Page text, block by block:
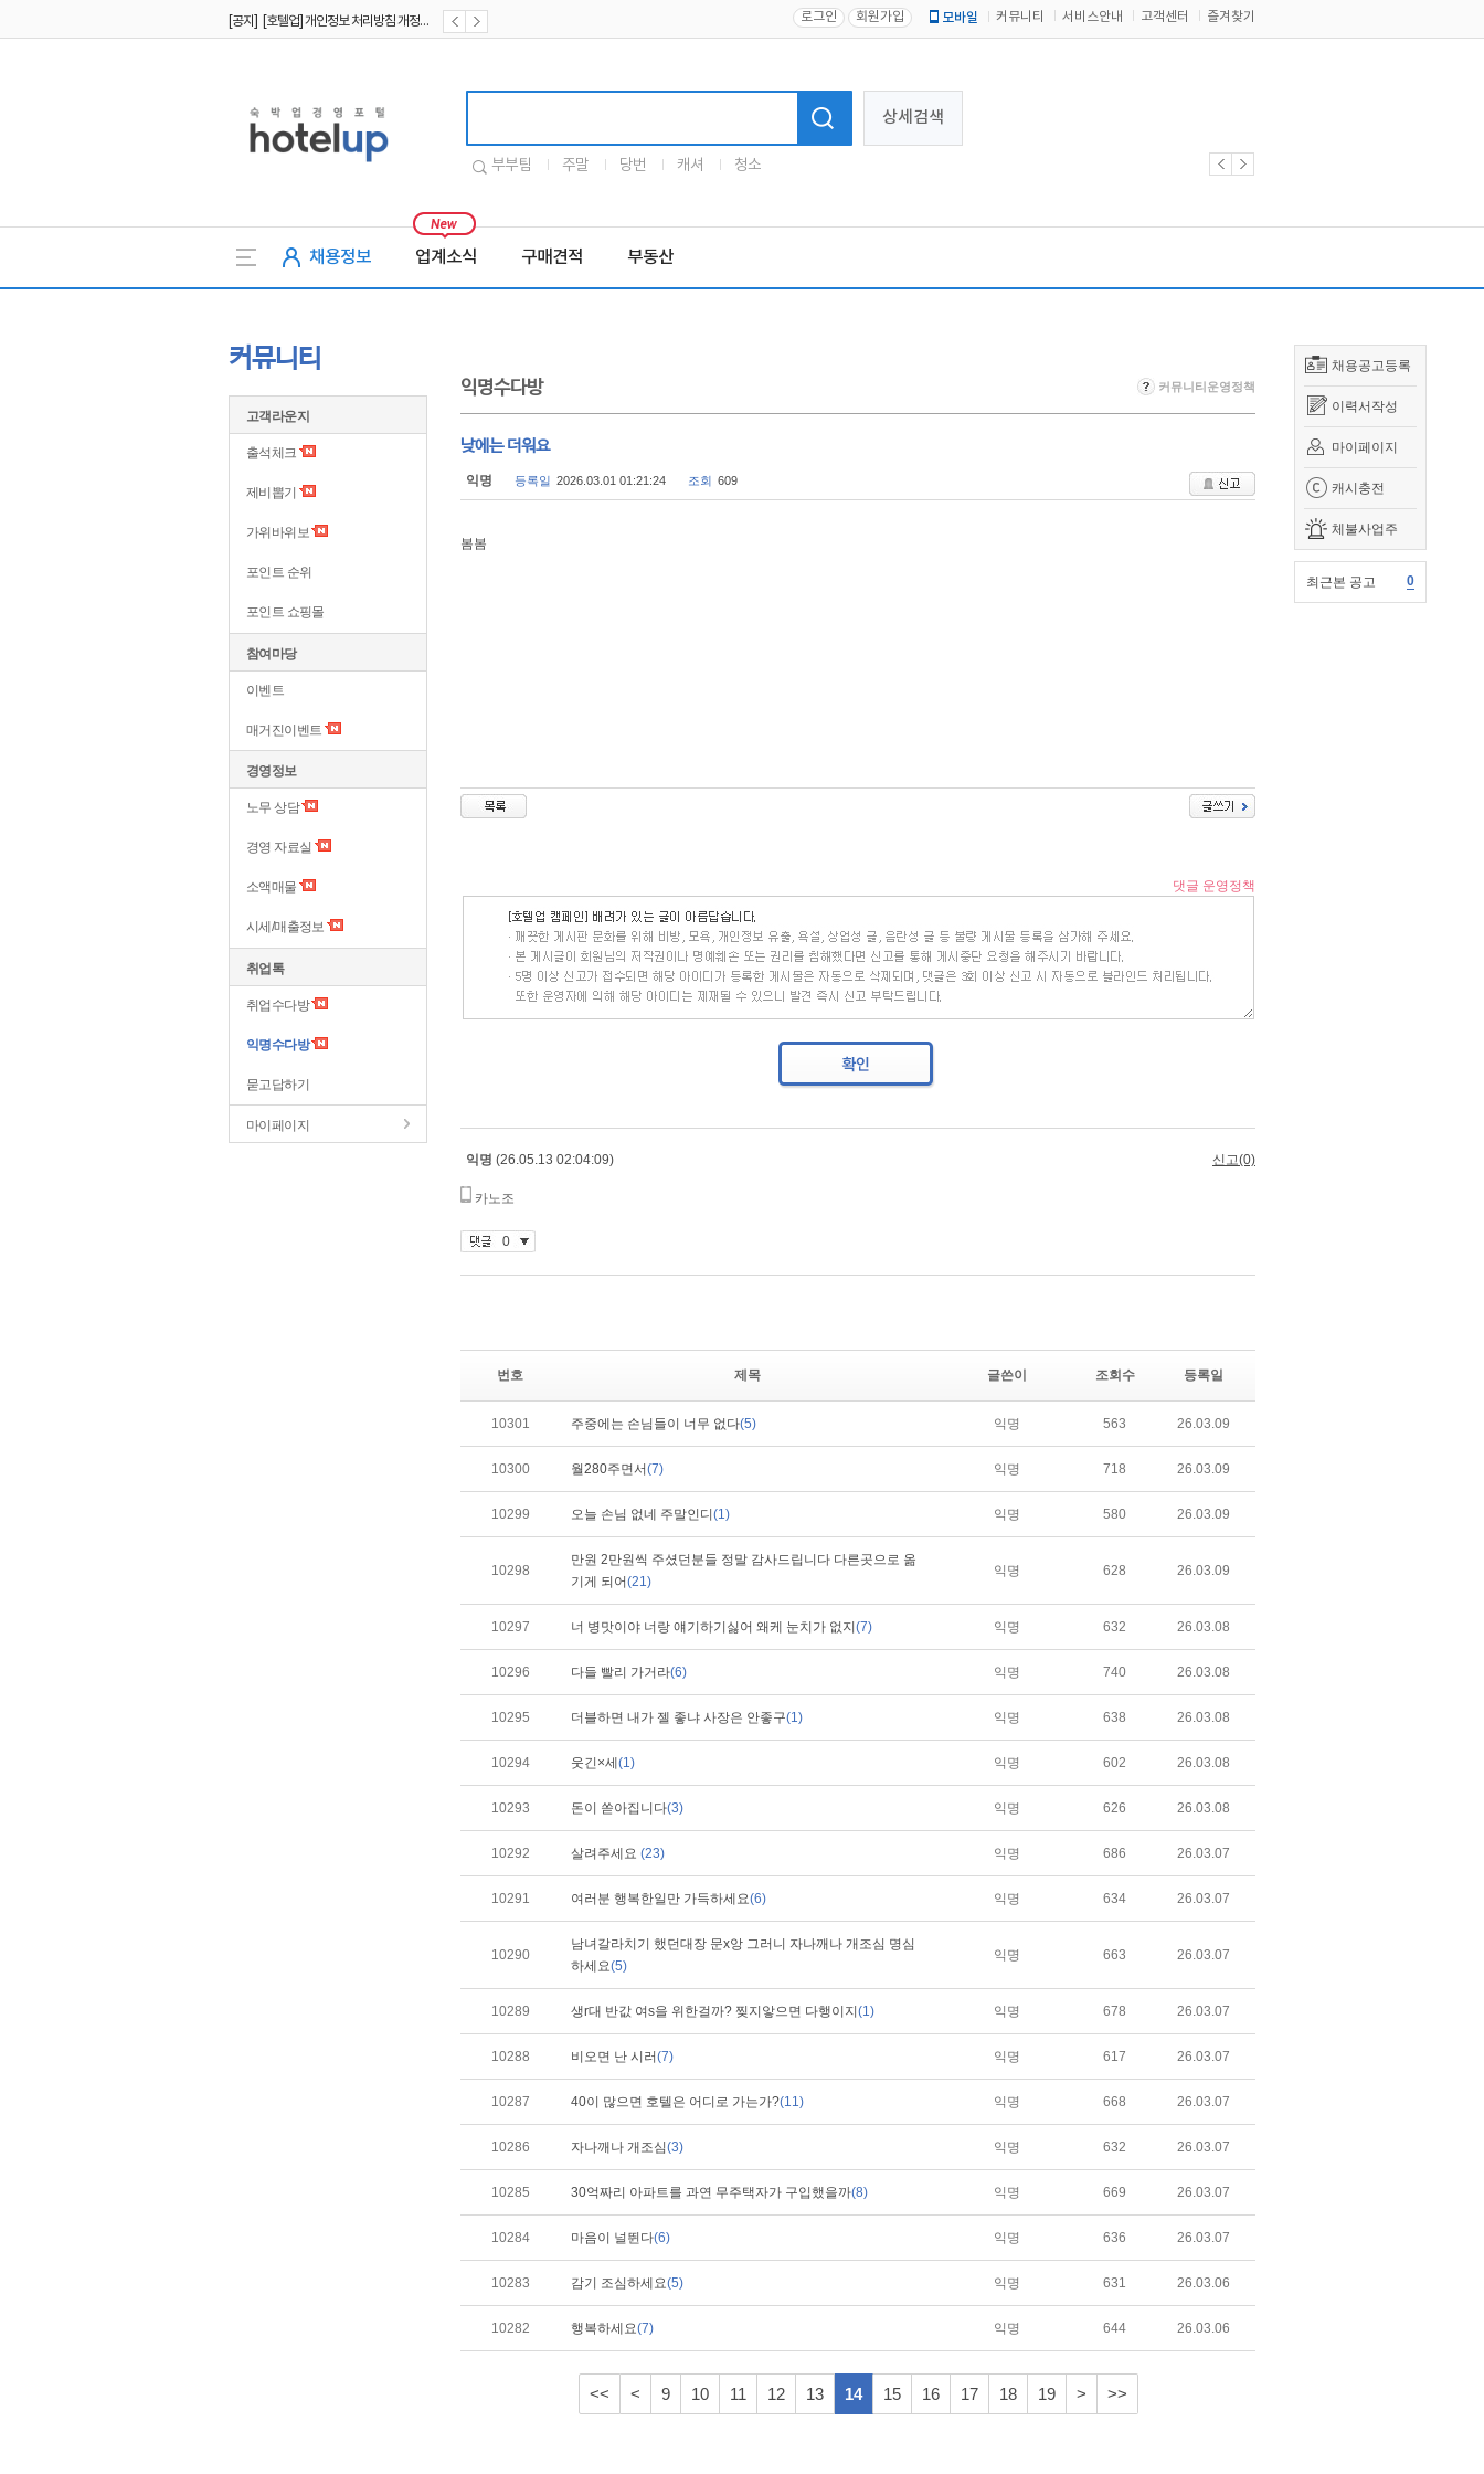
[공지] [호텔업] 개인정보 처리방침 개정본2 (19.09.02) 로그인 회원가입 모바일 커뮤니티 서비스안내 고객센터 즐겨찾기
상세검색
부부팀 주말 당번 캐셔 청소
채용정보 업계소식 구매견적 부동산
채용공고등록
이력서작성
마이페이지
캐시충전
체불사업주
최근본 공고 0
커뮤니티
고객라운지
출석체크
제비뽑기
가위바위보
포인트 순위
포인트 쇼핑몰
참여마당
이벤트
매거진이벤트
경영정보
노무 상담
경영 자료실
소액매물
시세/매출정보
취업톡
취업수다방
익명수다방
묻고답하기
마이페이지
익명수다방 커뮤니티운영정책
낮에는 더워요
익명 등록일 2026.03.01 01:21:24 조회 609
봄봄
번호 제목 글쓴이 조회수 등록일
10301 주중에는 손님들이 너무 없다(5) 익명 563 26.03.09
10300 월280주면서(7) 익명 718 26.03.09
10299 오늘 손님 없네 주말인디 (1) 익명 580 26.03.09
10298
만원 2만원씩 주셨던분들 정말 감사드립니다 다른곳으로 옮
기게 되어(21)
익명 628 26.03.09
10297 너 병맛이야 너랑 얘기하기싫어 왜케 눈치가 없지 (7) 익명 632 26.03.08
10296 다들 빨리 가거라(6) 익명 740 26.03.08
10295 더블하면 내가 젤 좋냐 사장은 안좋구(1) 익명 638 26.03.08
10294 웃긴×세 (1) 익명 602 26.03.08
10293 돈이 쏟아집니다(3) 익명 626 26.03.08
10292 살려주세요 (23) 익명 686 26.03.07
10291 여러분 행복한일만 가득하세요(6) 익명 634 26.03.07
10290
남녀갈라치기 했던대장 문x앙 그러니 자나깨나 개조심 명심
하세요(5)
익명 663 26.03.07
10289 생r대 반값 여s을 위한걸까? 찢지앟으면 다행이지 (1) 익명 678 26.03.07
10288 비오면 난 시러(7) 익명 617 26.03.07
10287 40이 많으면 호텔은 어디로 가는가?(11) 익명 668 26.03.07
10286 자나깨나 개조심(3) 익명 632 26.03.07
10285 30억짜리 아파트를 과연 무주택자가 구입했을까(8) 익명 669 26.03.07
10284 마음이 널뛴다(6) 익명 636 26.03.07
10283 감기 조심하세요(5) 익명 631 26.03.06
10282 행복하세요(7) 익명 644 26.03.06
<< < 9 10 11 12 13 14 15 16 17 18 19 > >>